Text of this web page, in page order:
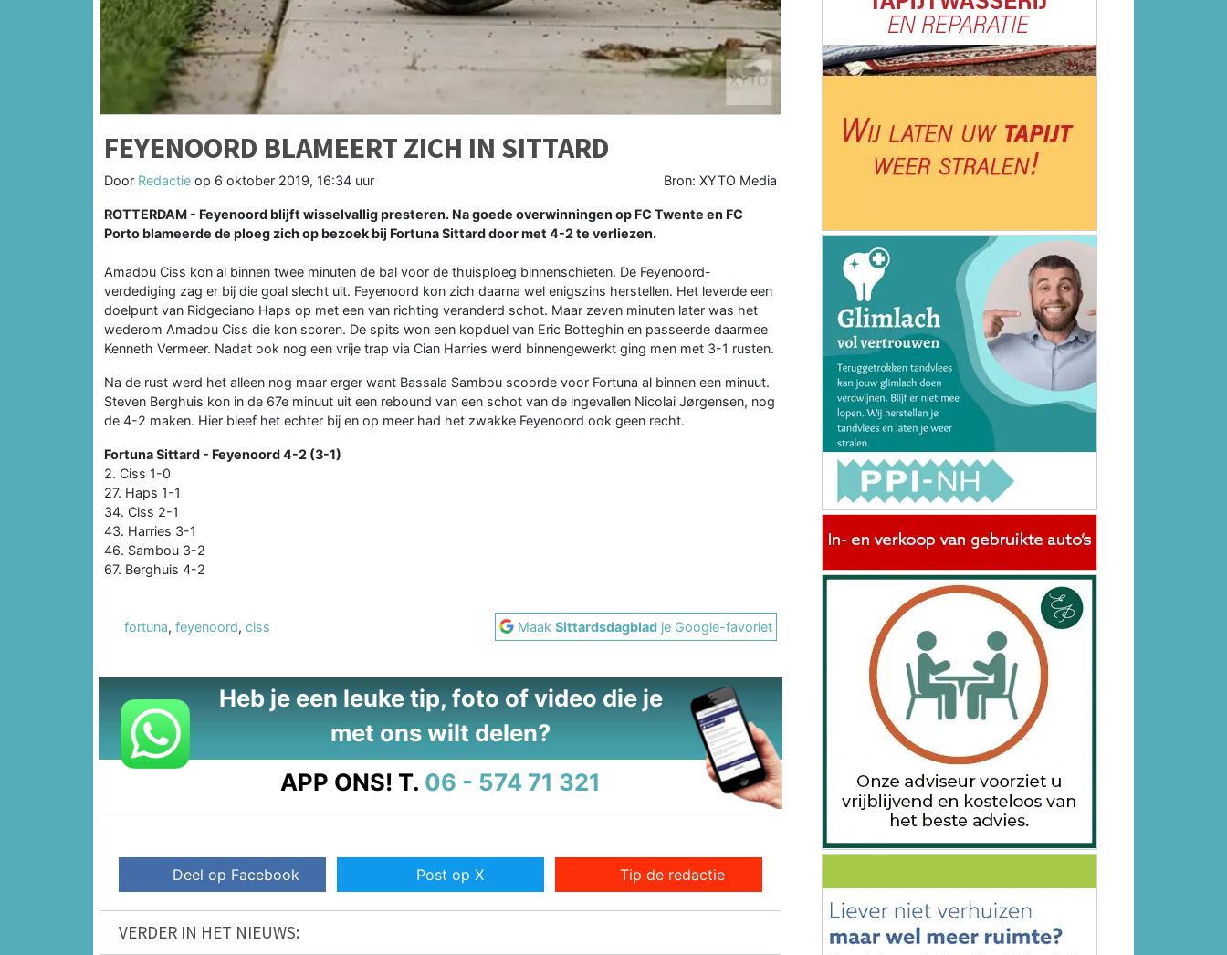
FEYENOORD BLAMEERT ZICH IN SITTARD
Door Redactie op 6 oktober 2019, 16:34 uur Bron: XYTO Media
ROTTERDAM - Feyenoord blijft wisselvallig presteren. Na goede overwinningen op FC Twente en FC
Porto blameerde de ploeg zich op bezoek bij Fortuna Sittard door met 4-2 te verliezen.
Amadou Ciss kon al binnen twee minuten de bal voor de thuisploeg binnenschieten. De Feyenoord-
verdediging zag er bij die goal slecht uit. Feyenoord kon zich daarna wel enigszins herstellen. Het leverde een
doelpunt van Ridgeciano Haps op met een van richting veranderd schot. Maar zeven minuten later was het
wederom Amadou Ciss die kon scoren. De spits won een kopduel van Eric Botteghin en passeerde daarmee
Kenneth Vermeer. Nadat ook nog een vrije trap via Cian Harries werd binnengewerkt ging men met 3-1 rusten.
Na de rust werd het alleen nog maar erger want Bassala Sambou scoorde voor Fortuna al binnen een minuut.
Steven Berghuis kon in de 67e minuut uit een rebound van een schot van de ingevallen Nicolai Jørgensen, nog
de 4-2 maken. Hier bleef het echter bij en op meer had het zwakke Feyenoord ook geen recht.
Fortuna Sittard - Feyenoord 4-2 (3-1)
2. Ciss 1-0
27. Haps 1-1
34. Ciss 2-1
43. Harries 3-1
46. Sambou 3-2
67. Berghuis 4-2
fortuna, feyenoord, ciss MaakSittardsdagblad je Google-favoriet
Heb je een leuke tip, foto of video die je
met ons wilt delen?
APP ONS! T. 06 - 574 71 321
Deel op Facebook Post op X Tip de redactie
VERDER IN HET NIEUWS: